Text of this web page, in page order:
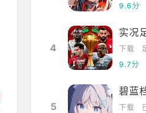
9.6分
4
实况
下载
9.7分
5
碧蓝
下载